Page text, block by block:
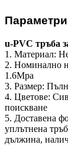
u-PVC тръба
1. Материал:
2. Номинално
1.6Mpa
3. Размер:
4. Цветове:
поискване
5. Доставена
уплътнена
дължина,